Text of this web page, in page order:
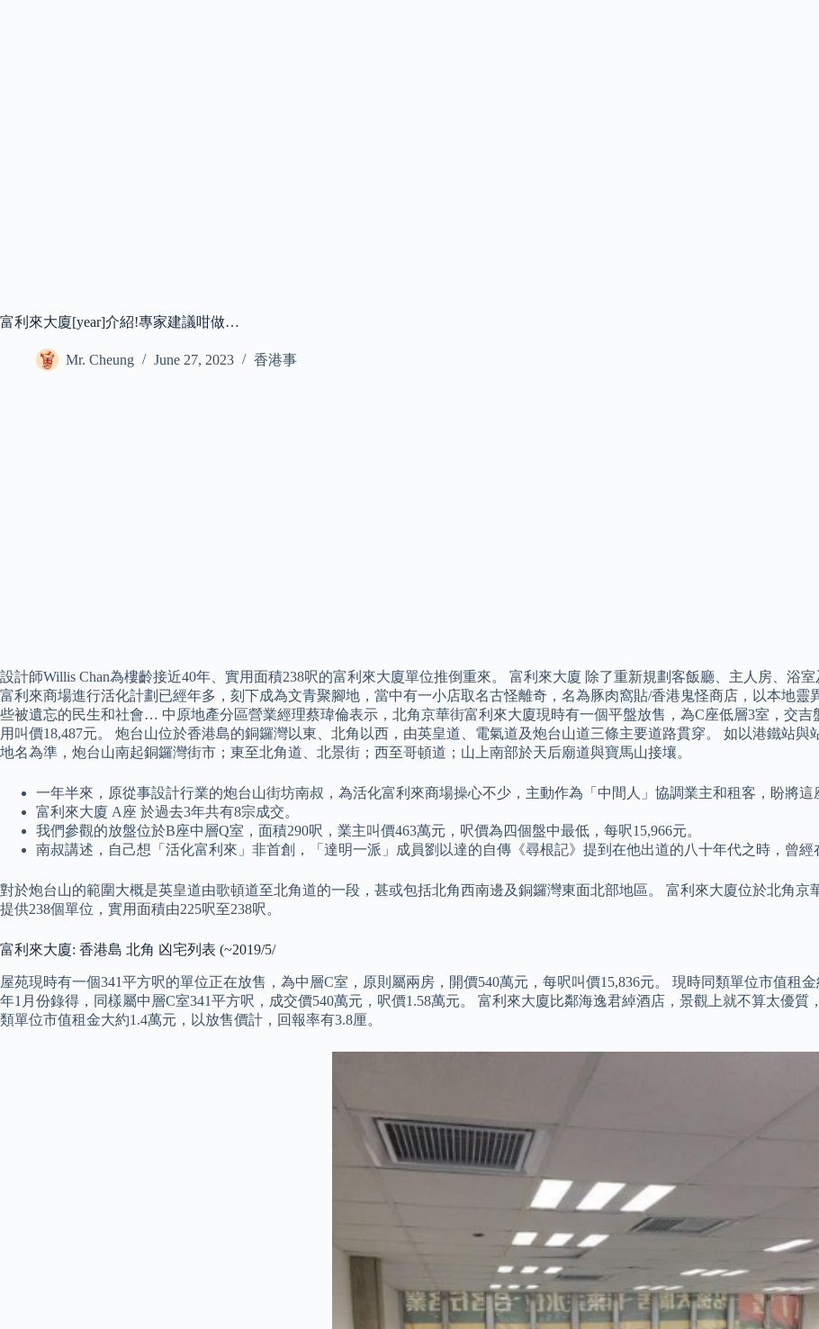
富利來大廈[year]介紹!專家建議咁做…
Mr. Cheung June 27, 2023 香港事
設計師Willis Chan為樓齡接近40年、實用面積238呎的富利來大廈單位推倒重來。 富利來大廈 除了重新規劃客飯廳、主人房、
富利來商場進行活化計劃已經年多，刻下成為文青聚腳地，當中有一小店取名古怪離奇，名為豚肉窩貼/香港鬼怪商店，以本地
些被遺忘的民生和社會… 中原地產分區營業經理蔡瑋倫表示，北角京華街富利來大廈現時有一個平盤放售，為C座低層3室，交
用叫價18,487元。 炮台山位於香港島的銅鑼灣以東、北角以西，由英皇道、電氣道及炮台山道三條主要道路貫穿。 如以港鐵站
地名為準，炮台山南起銅鑼灣街市；東至北角道、北景街；西至哥頓道；山上南部於天后廟道與寶馬山接壤。
一年半來，原從事設計行業的炮台山街坊南叔，為活化富利來商場操心不少，主動作為「中間人」協調業主和租客，盼將這
富利來大廈 A座 於過去3年共有8宗成交。
我們參觀的放盤位於B座中層Q室，面積290呎，業主叫價463萬元，呎價為四個盤中最低，每呎15,966元。
南叔講述，自己想「活化富利來」非首創，「達明一派」成員劉以達的自傳《尋根記》提到在他出道的八十年代之時，曾
對於炮台山的範圍大概是英皇道由歌頓道至北角道的一段，甚或包括北角西南邊及銅鑼灣東面北部地區。 富利來大廈位於北角京
提供238個單位，實用面積由225呎至238呎。
富利來大廈: 香港島 北角 凶宅列表 (~2019/5/
屋苑現時有一個341平方呎的單位正在放售，為中層C室，原則屬兩房，開價540萬元，每呎叫價15,836元。 現時同類單位市值租
年1月份錄得，同樣屬中層C室341平方呎，成交價540萬元，呎價1.58萬元。 富利來大廈比鄰海逸君綽酒店，景觀上就不算太優
類單位市值租金大約1.4萬元，以放售價計，回報率有3.8厘。